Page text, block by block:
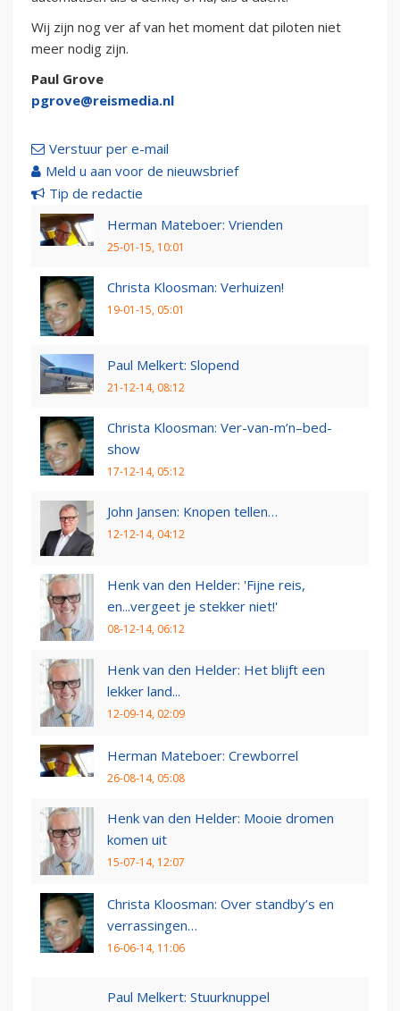
Wij zijn nog ver af van het moment dat piloten niet
meer nodig zijn.
Paul Grove
pgrove@reismedia.nl
Verstuur per e-mail
Meld u aan voor de nieuwsbrief
Tip de redactie
Herman Mateboer: Vrienden
25-01-15, 10:01
Christa Kloosman: Verhuizen!
19-01-15, 05:01
Paul Melkert: Slopend
21-12-14, 08:12
Christa Kloosman: Ver-van-m’n–bed-
show
17-12-14, 05:12
John Jansen: Knopen tellen…
12-12-14, 04:12
Henk van den Helder: 'Fijne reis,
en...vergeet je stekker niet!'
08-12-14, 06:12
Henk van den Helder: Het blijft een
lekker land...
12-09-14, 02:09
Herman Mateboer: Crewborrel
26-08-14, 05:08
Henk van den Helder: Mooie dromen
komen uit
15-07-14, 12:07
Christa Kloosman: Over standby’s en
verrassingen…
16-06-14, 11:06
Paul Melkert: Stuurknuppel